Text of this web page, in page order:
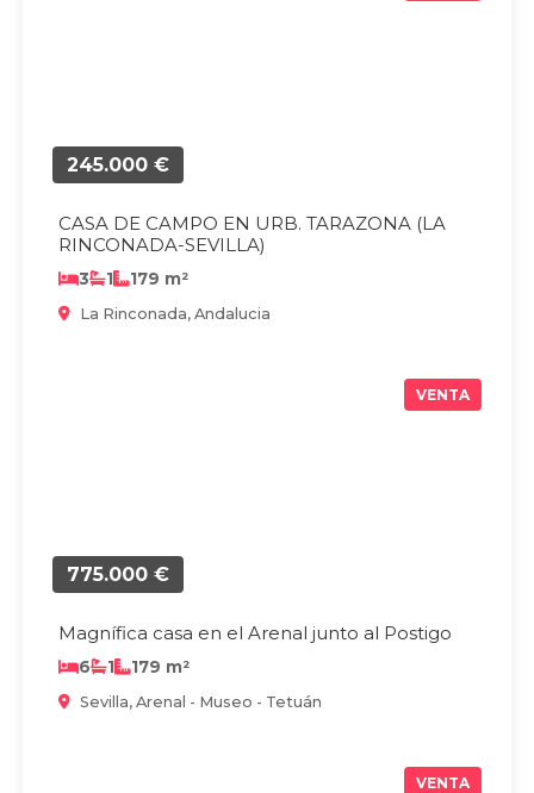
245.000 €
CASA DE CAMPO EN URB. TARAZONA (LA
RINCONADA-SEVILLA)
3 1 179 m²
La Rinconada, Andalucia
VENTA
775.000 €
Magnífica casa en el Arenal junto al Postigo
6 1 179 m²
Sevilla, Arenal - Museo - Tetuán
VENTA